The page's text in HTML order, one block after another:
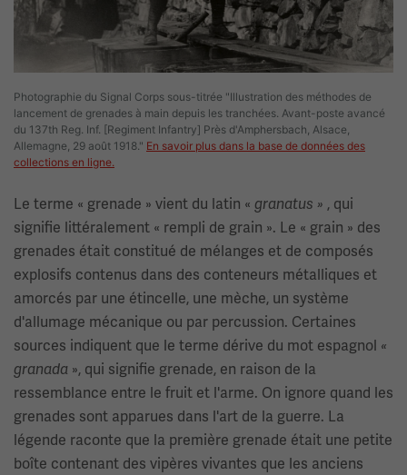
Photographie du Signal Corps sous-titrée "Illustration des méthodes de
lancement de grenades à main depuis les tranchées. Avant-poste avancé
du 137th Reg. Inf. [Regiment Infantry] Près d'Amphersbach, Alsace,
Allemagne, 29 août 1918." En savoir plus dans la base de données des
collections en ligne.
Le terme « grenade » vient du latin « granatus » , qui
signifie littéralement « rempli de grain ». Le « grain » des
grenades était constitué de mélanges et de composés
explosifs contenus dans des conteneurs métalliques et
amorcés par une étincelle, une mèche, un système
d'allumage mécanique ou par percussion. Certaines
sources indiquent que le terme dérive du mot espagnol «
granada », qui signifie grenade, en raison de la
ressemblance entre le fruit et l'arme. On ignore quand les
grenades sont apparues dans l'art de la guerre. La
légende raconte que la première grenade était une petite
boîte contenant des vipères vivantes que les anciens